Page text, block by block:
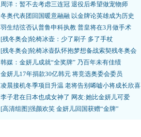
周洋：暂不去考虑三连冠 退役后希望做宠物师
冬奥代表团回国暖意融融 以金牌论英雄成为历史
羽生结弦否认普鲁申科执教 普皇将在3月做手术
[残冬奥会]轮椅冰壶：少了刷子 多了手杖
[残冬奥会]轮椅冰壶队怀抱梦想备战索契残冬奥会
韩媒：金妍儿成就“全奖牌” 乃百年未有佳绩
金妍儿17年捐款30亿韩元 将竞选奥委会委员
凌晨接机冬季项目升温 老将告别唏嘘小将成长欣喜
李子君在日本也成女神了 网友:她比金妍儿可爱
[高清组图]强颜欢笑 金妍儿回国获赠“金牌”